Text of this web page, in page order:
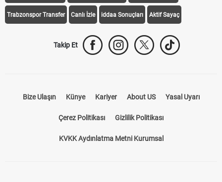
Trabzonspor Transfer Canlı İzle iddaa Sonuçları Aktif Sayaç
Takip Et
Bize Ulaşın Künye Kariyer About US Yasal Uyarı
Çerez Politikası Gizlilik Politikası
KVKK Aydınlatma Metni Kurumsal